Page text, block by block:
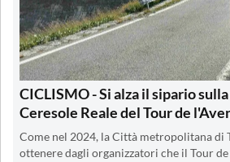
CICLISMO - Si alza il sipario
Ceresole Reale del Tour de
Come nel 2024, la Città metropolitana di
ottenere dagli organizzatori che il Tour